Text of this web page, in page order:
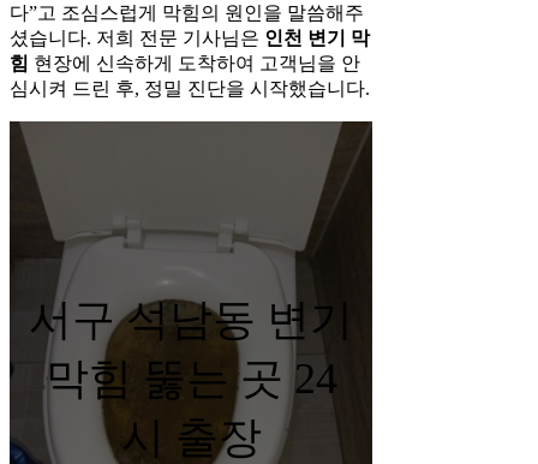
다”고 조심스럽게 막힘의 원인을 말씀해주
셨습니다. 저희 전문 기사님은 인천 변기 막
힘 현장에 신속하게 도착하여 고객님을 안
심시켜 드린 후, 정밀 진단을 시작했습니다.
서구 석남동 변기
막힘 뚫는 곳 24
시 출장